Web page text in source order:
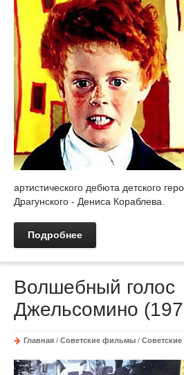
артистического дебюта детского
Драгунского - Дениса Кораблева.
Подробнее
Волшебный голос
Джельсомино
Главная / Советские фильмы /